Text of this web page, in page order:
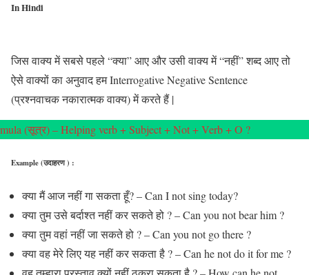
In Hindi
जिस वाक्य में सबसे पहले “क्या” आए और उसी वाक्य में “नहीं” शब्द आए तो
ऐसे वाक्यों का अनुवाद हम Interrogative Negative Sentence
(प्रश्नवाचक नकारात्मक वाक्य) में करते हैं |
(सूत्र) – Helping verb + Subject + Not + Verb + O ?
Example (उदाहरण ) :
क्या मैं आज नहीं गा सकता हूँ? – Can I not sing today?
क्या तुम उसे बर्दाश्त नहीं कर सकते हो ? – Can you not bear him ?
क्या तुम वहां नहीं जा सकते हो ? – Can you not go there ?
क्या वह मेरे लिए यह नहीं कर सकता है ? – Can he not do it for me ?